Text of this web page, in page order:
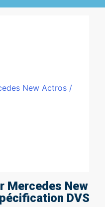
Mercedes New
DVS